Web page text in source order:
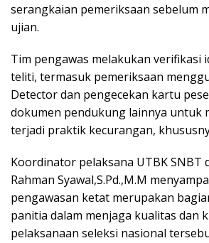
serangkaian pemeriksaan sebelum
ujian.
Tim pengawas melakukan verifikasi
teliti, termasuk pemeriksaan
Detector dan pengecekan kartu
dokumen pendukung lainnya untuk
terjadi praktik kecurangan,
Koordinator pelaksana UTBK SNBT
Rahman Syawal,S.Pd.,M.M
pengawasan ketat merupakan
panitia dalam menjaga kualitas dan
pelaksanaan seleksi nasional